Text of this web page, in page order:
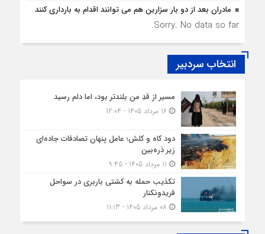
مادران بعد از دو بار سزارین هم می توانند اقدام به بارداری کنند
Sorry. No data so far.
انتخاب سردبیر
مسیر از قدِ من بلندتر بود، اما دلم رسید
16 مرداد 1405 - 12:04
دود کاه و کلش؛ عامل پنهان تصادفات جاده‌ای
زیر ذره‌بین
تکذیب حمله به کشتی باربری در سواحل
فریدونکنار